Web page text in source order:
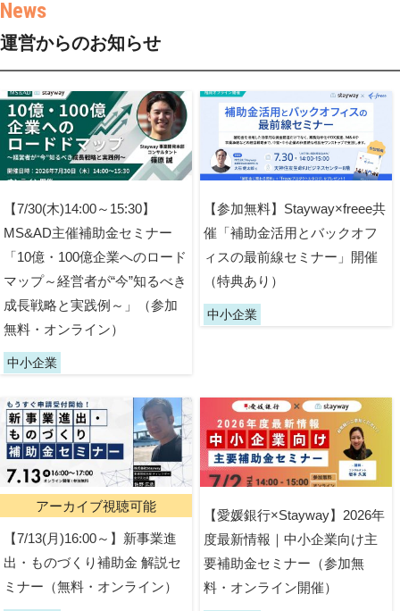
運営からのお知らせ
【7/30(木)14:00～15:30】
MS&AD主催補助金セミナー
「10億・100億企業へのロード
マップ～経営者が“今”知るべき
成長戦略と実践例～」（参加
無料・オンライン）
中小企業
【参加無料】Stayway×freee共
催「補助金活用とバックオフ
ィスの最前線セミナー」開催
（特典あり）
中小企業
アーカイブ視聴可能
【7/13(月)16:00～】新事業進
出・ものづくり補助金 解説セ
ミナー（無料・オンライン）
【愛媛銀行×Stayway】2026年
度最新情報｜中小企業向け主
要補助金セミナー（参加無
料・オンライン開催）